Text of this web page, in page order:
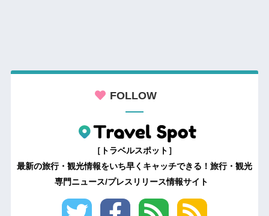
FOLLOW
［トラベルスポット］
最新の旅行・観光情報をいち早くキャッチできる！旅行・観光
専門ニュース/プレスリリース情報サイト